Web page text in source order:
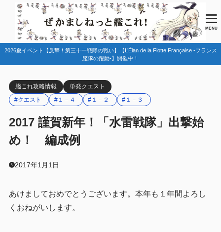
MENU
2026夏イベント【反撃！第三十一戦隊の戦い】【L’Élan de la Flotte Française -フランス
艦隊の躍動-】開催中！
艦これ攻略情報
単発クエスト
#クエスト
#１－４ #１－２ #１－３
2017 謹賀新年！「水雷戦隊」出撃始
め！ 編成例
2017年1月1日
あけましておめでとうございます。本年も１年間よろし
くおねがいします。
目次
1
3 まとめ